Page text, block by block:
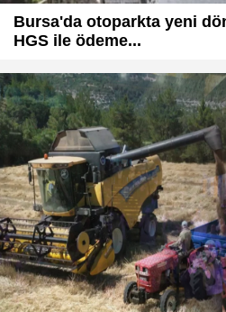
Bursa'da otoparkta yeni
HGS ile ödeme...